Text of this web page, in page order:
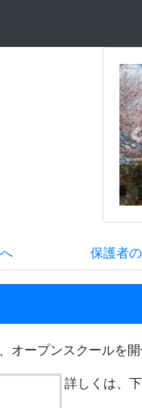
保護者
ープンスクールを開
詳しくは、